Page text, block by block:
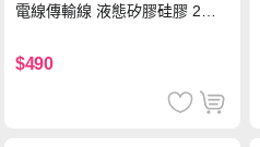
電線傳輸線 液態矽膠硅膠 2M
$490